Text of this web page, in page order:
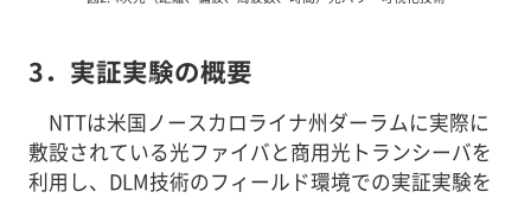
3．実証実験の概要
NTTは米国ノースカロライナ州ダーラムに実際に
敷設されている光ファイバと商用光トランシーバを
利用し、DLM技術のフィールド環境での実証実験を